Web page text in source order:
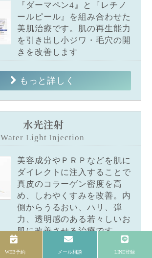
『ダーマペン4』と『レチノ
ールピール』を組み合わせた
美肌治療です。肌の再生能力
を引き出し小ジワ・毛穴の開
きを改善します
もっと詳しく
水光注射
Water Light Injection
美容成分やＰＲＰなどを肌に
ダイレクトに注入することで
真皮のコラーゲン密度を高
め、しわやくすみを改善。内
側からうるおい、ハリ、弾
力、透明感のある若々しいお
肌に改善させる治療です。
WEB予約 メール相談 LINE登録